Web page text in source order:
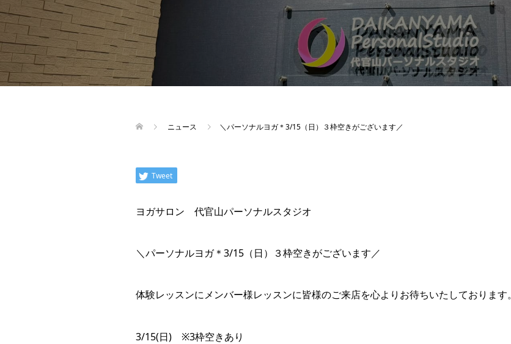
ニュース ＼パーソナルヨガ＊3/15（日）３枠空きがございます／
Tweet
ヨガサロン 代官山パーソナルスタジオ
＼パーソナルヨガ＊3/15（日）３枠空きがございます／
体験レッスンにメンバー様レッスンに皆様のご来店を心よりお待ちいたしております。
3/15(日) ※3枠空きあり